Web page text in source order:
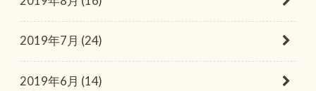
2019年7月 (24)
2019年6月 (14)